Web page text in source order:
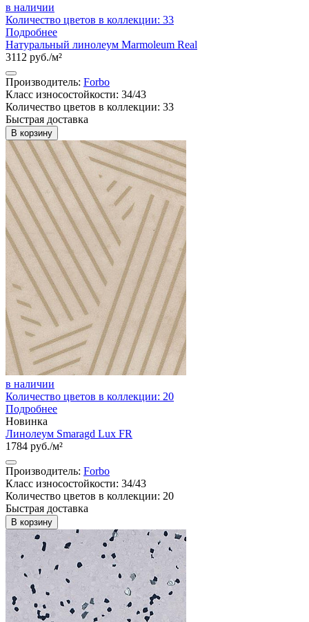
в наличии
Количество цветов в коллекции: 33
Подробнее
Натуральный линолеум Marmoleum Real
3112 руб./м²
Производитель: Forbo
Класс износостойкости: 34/43
Количество цветов в коллекции: 33
Быстрая доставка
В корзину
в наличии
Количество цветов в коллекции: 20
Подробнее
Новинка
Линолеум Smaragd Lux FR
1784 руб./м²
Производитель: Forbo
Класс износостойкости: 34/43
Количество цветов в коллекции: 20
Быстрая доставка
В корзину